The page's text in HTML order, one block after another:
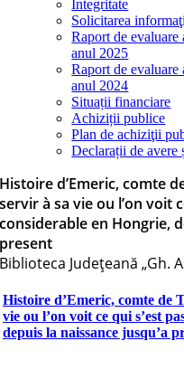
Integritate
Solicitarea
Raport de
anul 2025
Raport de
anul 2024
Situații financiare
Achiziții publice
Plan de achiziţii
Declarații de avere
Histoire d’Emeric, comte
servir à sa vie ou l’on voit
considerable en Hongrie,
present
Biblioteca Judeţeană „Gh.
Histoire d’Emeric, comte de
vie ou l’on voit ce qui s’est
depuis la naissance jusqu’a